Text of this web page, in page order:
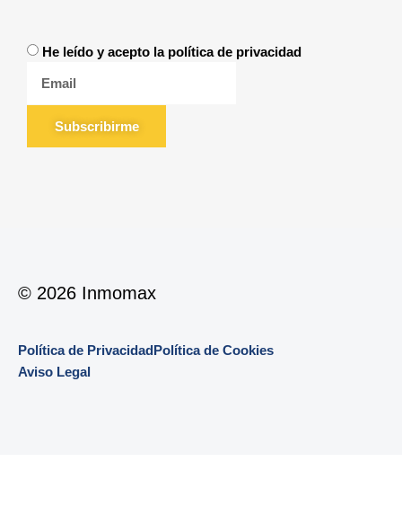
He leído y acepto la política de privacidad
Subscribirme
© 2026 Inmomax
Política de PrivacidadPolítica de Cookies
Aviso Legal